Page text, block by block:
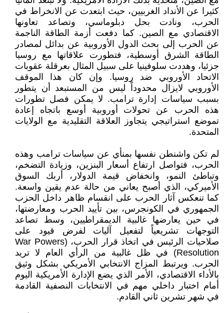
كثيرا عن الأنداد الغربيين، حيث ابتعدت عن الانخراط في
الحرب، ونادت بحل دبلوماسي، وتصاعد تعاونها
الاقتصادي مع الصين. كما دفعت أزمة الطاقة الناجمة
عن الحرب إلى بحث الدول الأوروبية عن بدائل لمصادر
الطاقة الشرق أوسطية، فتطورت علاقاتها مع روسيا
جزئيا، وهددت سلوفينيا على سبيل المثال بعرقلة عقوبات
الاتحاد الأوروبي ضد روسيا. وإن كان هذا الموقف
الأوروبي لايزال محدوداً ليس من المستبعد أن يتطور
بسبب سياسات إدارة ترامب. لا يمكن فصل تطورات
هذه الحرب عن تحولات أوروبية أوسع باتجاه إعادة
تموضع استراتيجي يتجاوز العلاقة التقليدية مع الولايات
المتحدة.
لم تكن واشنطن نفسها بمنأي عن سياسات ترامب وهذه
الحرب، فتواصل ارتفاع أسعار البنزين، وزيادة التضخم،
وتباطئ النمو، وانخفاض قيمة الدولار، أربك السوق
الأميركي، الذي أصبح يعاني من حالة عدم يقين واسعة.
كما تنعكس آثار الحرب على انقسام ظاهر داخل الحزب
الجمهوري في الكونجرس، بين تأييد الحرب ومعارضتها،
في حين يعارضها غالبية الديمقراطيين، وسط تصاعد
التوجهات تشريعياً لتفعيل آليات لفرض قيود على
صلاحيات الرئيس في اتخاذ قرار الحرب، (War Powers
Resolution) في ظل غالبية من الرأي العام لا تريد
الحرب. ويرتبط المزاج الانتخابي الأمريكي بشكل وثيق
بالأداء الاقتصادي، الأمر الذي يضع الإدارة الأمريكية اليوم
أمام اختبار داخلي مهم في الانتخابات النصفية القادمة
في شهر تشرين ثاني القادم.